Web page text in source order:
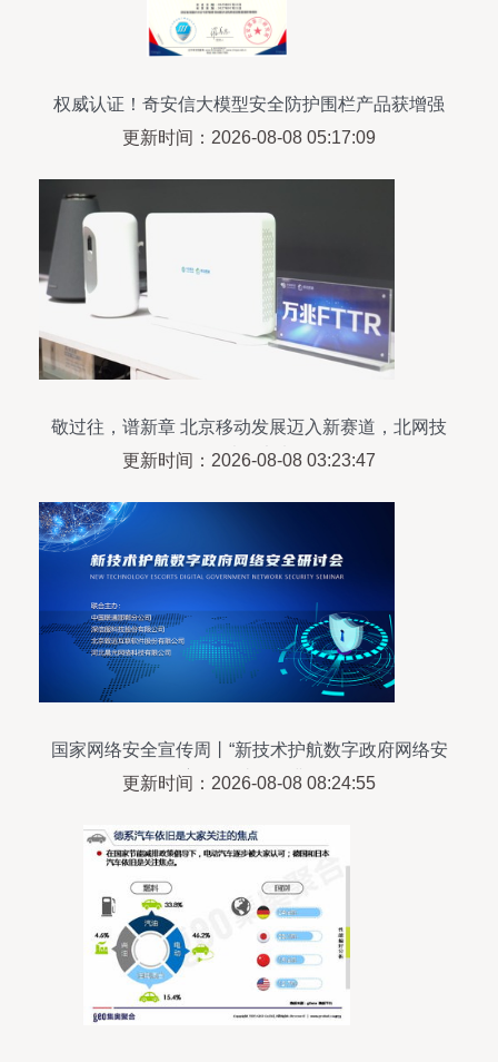
权威认证！奇安信大模型安全防护围栏产品获增强
级认证
更新时间：2026-08-08 05:17:09
敬过往，谱新章 北京移动发展迈入新赛道，北网技
服驶向未来
更新时间：2026-08-08 03:23:47
国家网络安全宣传周丨“新技术护航数字政府网络安
全”主题研讨会圆满召开
更新时间：2026-08-08 08:24:55